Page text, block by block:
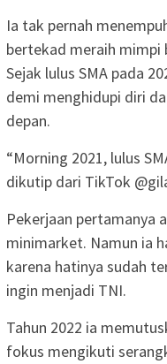
Ia tak pernah
bertekad meraih mimpi
Sejak lulus SMA pada
demi menghidupi diri
depan.
“Morning 2021, lulus
dikutip dari TikTok
Pekerjaan pertamanya
minimarket. Namun ia
karena hatinya sudah
ingin menjadi TNI.
Tahun 2022 ia
fokus mengikuti